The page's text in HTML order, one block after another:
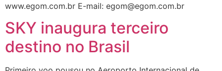
www.egom.com.br E-mail: egom@egom.com.br
SKY inaugura terceiro
destino no Brasil